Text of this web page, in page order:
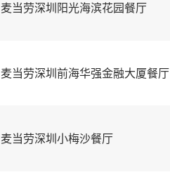
麦当劳深圳阳光海滨花园餐厅
麦当劳深圳前海华强金融大厦餐厅
麦当劳深圳小梅沙餐厅